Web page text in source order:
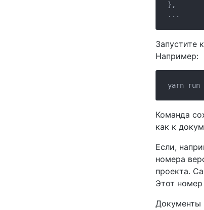
},
Запустите
Например:
Команда
как к
Если,
номера
проекта.
Этот
Документы